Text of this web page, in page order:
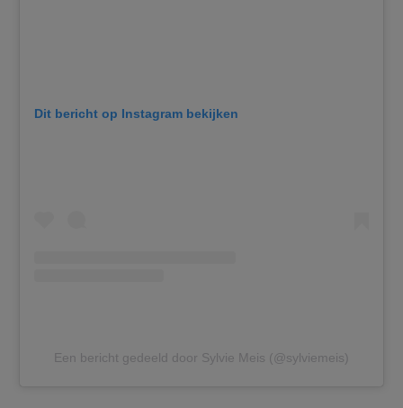
Dit bericht op Instagram bekijken
Een bericht gedeeld door Sylvie Meis (@sylviemeis)